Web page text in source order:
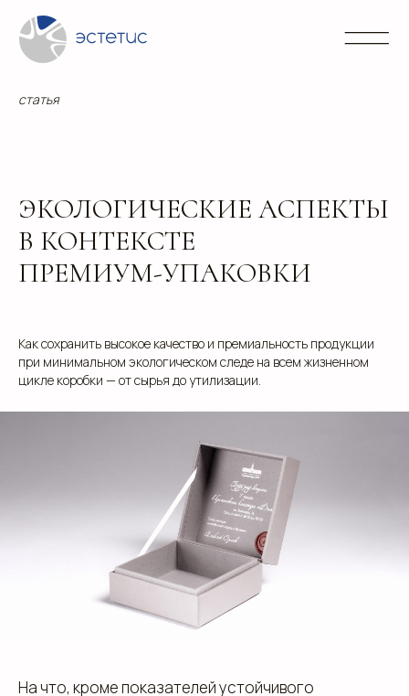
статья
ЭКОЛОГИЧЕСКИЕ АСПЕКТЫ
В КОНТЕКСТЕ
ПРЕМИУМ-УПАКОВКИ
Как сохранить высокое качество и премиальность продукции
при минимальном экологическом следе на всем жизненном
цикле коробки — от сырья до утилизации.
На что, кроме показателей устойчивого